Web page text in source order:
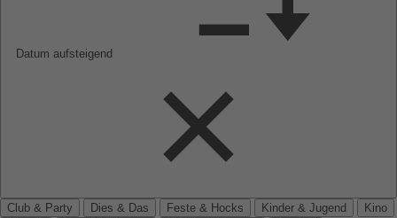
Datum aufsteigend
Club & Party Dies & Das Feste & Hocks Kinder & Jugend
Kino